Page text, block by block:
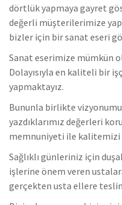
dörtlük yapmaya gayret
değerli müşterilerimize
bizler için bir sanat eseri
Sanat eserimize mümkün
Dolayısıyla en kaliteli bir
yapmaktayız.
Bununla birlikte
yazdıklarımız değerleri
memnuniyeti ile kalitemizi
Sağlıklı günleriniz için
işlerine önem veren
gerçekten usta ellere